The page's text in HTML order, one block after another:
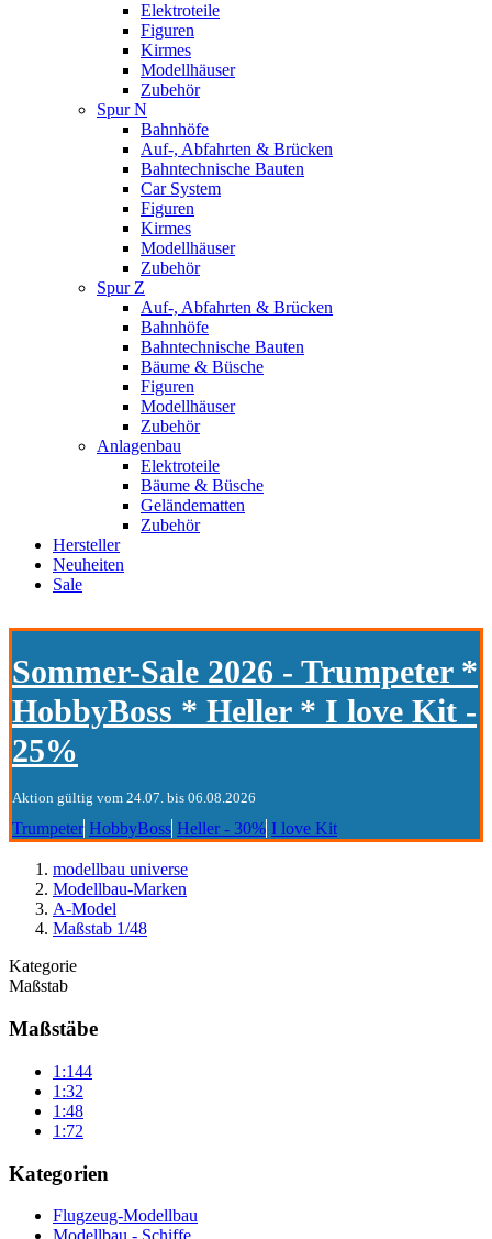
Elektroteile
Figuren
Kirmes
Modellhäuser
Zubehör
Spur N
Bahnhöfe
Auf-, Abfahrten & Brücken
Bahntechnische Bauten
Car System
Figuren
Kirmes
Modellhäuser
Zubehör
Spur Z
Auf-, Abfahrten & Brücken
Bahnhöfe
Bahntechnische Bauten
Bäume & Büsche
Figuren
Modellhäuser
Zubehör
Anlagenbau
Elektroteile
Bäume & Büsche
Geländematten
Zubehör
Hersteller
Neuheiten
Sale
Sommer-Sale 2026 - Trumpeter *
HobbyBoss * Heller * I love Kit -
25%
Aktion gültig vom 24.07. bis 06.08.2026
Trumpeter HobbyBoss Heller - 30% I love Kit
modellbau universe
Modellbau-Marken
A-Model
Maßstab 1/48
Kategorie
Maßstab
Maßstäbe
1:144
1:32
1:48
1:72
Kategorien
Flugzeug-Modellbau